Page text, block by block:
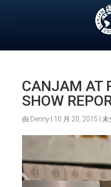
CANJAM AT
SHOW
由 Denny| 10 月 20, 2015 未